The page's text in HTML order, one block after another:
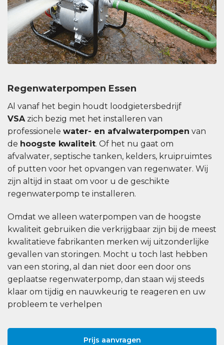
Regenwaterpompen Essen
Al vanaf het begin houdt loodgietersbedrijf
VSAzich bezig met het installeren van
professionele water- en afvalwaterpompen van
de hoogste kwaliteit. Of het nu gaat om
afvalwater, septische tanken, kelders, kruipruimtes
of putten voor het opvangen van regenwater. Wij
zijn altijd in staat om voor u de geschikte
regenwaterpomp te installeren.
Omdat we alleen waterpompen van de hoogste
kwaliteit gebruiken die verkrijgbaar zijn bij de meest
kwalitatieve fabrikanten merken wij uitzonderlijke
gevallen van storingen. Mocht u toch last hebben
van een storing, al dan niet door een door ons
geplaatse regenwaterpomp, dan staan ​​wij steeds
klaar om tijdig en nauwkeurig te reageren en uw
probleem te verhelpen
Prijs aanvragen